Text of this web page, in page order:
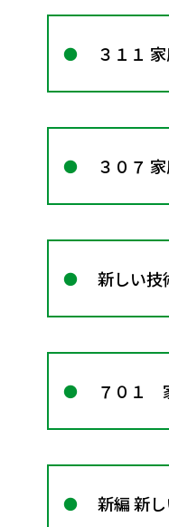
３１１
３０７
新しい技
７０１
新編 新